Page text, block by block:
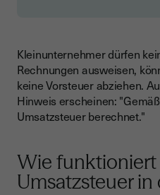
Kleinunternehmer dürfen
Rechnungen ausweisen,
keine Vorsteuer abziehen.
Hinweis erscheinen:
Umsatzsteuer berechnet."
Wie funktioniert
Umsatzsteuer in